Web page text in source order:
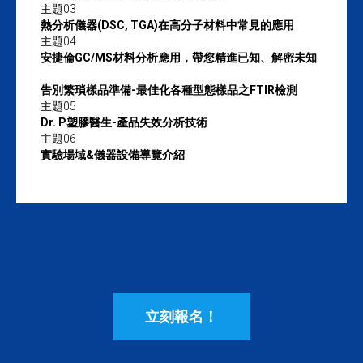
主題03
熱分析儀器(DSC, TGA)在高分子材料中常見的應用
主題04
安捷倫GC/MS材料分析應用，帶您精進已知、解密未知
告別繁瑣樣品準備-最佳化各種型態樣品之FTIR檢測
主題05
Dr. P塑膠醫生-產品失效分析技術
主題06
實驗場域&儀器設備導覽介紹
立刻報名！